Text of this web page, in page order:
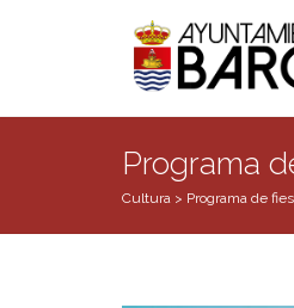
Programa
Cultura > Programa de